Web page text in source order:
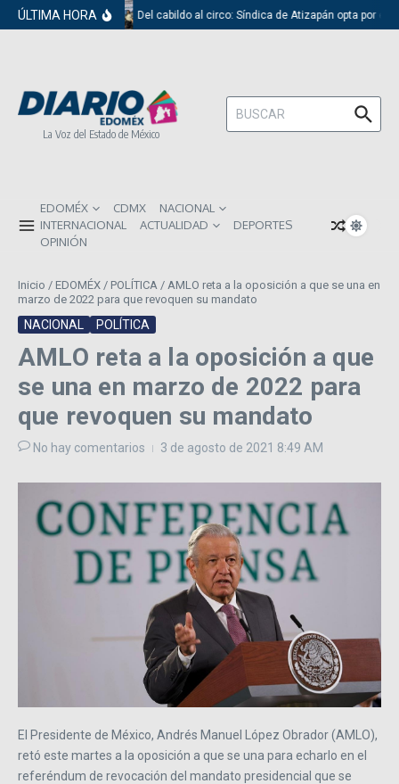
Saltar al contenido
ÚLTIMA HORA Del cabildo al circo: Síndica de Atizapán opta por el
La Voz del Estado de México
Buscar:
EDOMÉX CDMX
NACIONAL
INTERNACIONAL
ACTUALIDAD
DEPORTES
OPINIÓN
Inicio / EDOMÉX / POLÍTICA / AMLO reta a la oposición a que se una en
marzo de 2022 para que revoquen su mandato
NACIONAL POLÍTICA
AMLO reta a la oposición a que
se una en marzo de 2022 para
que revoquen su mandato
No hay comentarios 3 de agosto de 2021 8:49 AM
El Presidente de México, Andrés Manuel López Obrador (AMLO),
retó este martes a la oposición a que se una para echarlo en el
referéndum de revocación del mandato presidencial que se